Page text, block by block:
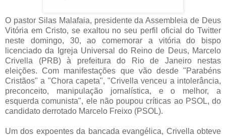
O pastor Silas Malafaia, presidente da Assembleia de Deus
Vitória em Cristo, se exaltou no seu perfil oficial do Twitter
neste domingo, 30, ao comemorar a vitória do bispo
licenciado da Igreja Universal do Reino de Deus, Marcelo
Crivella (PRB) à prefeitura do Rio de Janeiro nestas
eleições. Com manifestações que vão desde "Parabéns
Cristãos" a "Chora capeta", "Crivella venceu a intolerância,
preconceito, manipulação jornalística, e o melhor, a
esquerda comunista", ele não poupou críticas ao PSOL, do
candidato derrotado Marcelo Freixo (PSOL).
Um dos expoentes da bancada evangélica, Crivella obteve